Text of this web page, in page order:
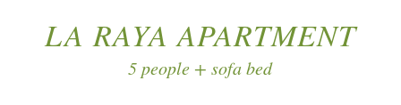
LA RAYA APARTMENT
5 people + sofa bed